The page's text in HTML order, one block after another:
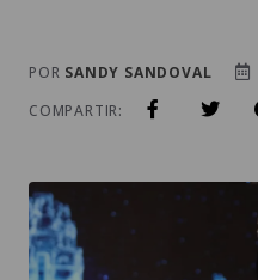
POR SANDY SANDOVAL
COMPARTIR: